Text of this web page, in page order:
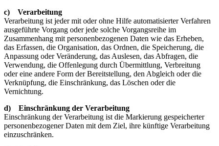
c) Verarbeitung
Verarbeitung ist jeder mit oder ohne Hilfe automatisierter Verfahren
ausgeführte Vorgang oder jede solche Vorgangsreihe im
Zusammenhang mit personenbezogenen Daten wie das Erheben,
das Erfassen, die Organisation, das Ordnen, die Speicherung, die
Anpassung oder Veränderung, das Auslesen, das Abfragen, die
Verwendung, die Offenlegung durch Übermittlung, Verbreitung
oder eine andere Form der Bereitstellung, den Abgleich oder die
Verknüpfung, die Einschränkung, das Löschen oder die
Vernichtung.
d) Einschränkung der Verarbeitung
Einschränkung der Verarbeitung ist die Markierung gespeicherter
personenbezogener Daten mit dem Ziel, ihre künftige Verarbeitung
einzuschränken.